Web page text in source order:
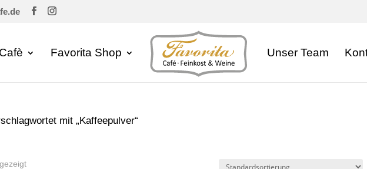
Favorita Shop Unser Team
mit „Kaffeepulver“